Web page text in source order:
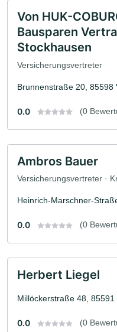
Von HUK-
Bausparen
Stockhausen
Versicherungsvertreter
Brunnenstraße 20, 85598
0.0 (0
Ambros Bauer
Versicherungsvertreter ·
Heinrich-Marschner-
0.0 (0
Herbert Liegel
Millöckerstraße 48, 85591
0.0 (0